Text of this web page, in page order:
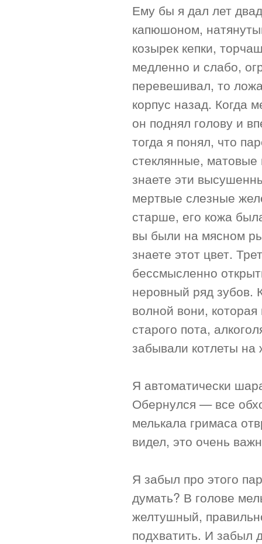
Ему бы я дал лет
капюшоном,
козырек кепки,
медленно и слабо,
перевешивал, то
корпус назад. Когда
он поднял голову и
тогда я понял, что
стеклянные,
знаете эти
мертвые слезные
старше, его кожа
вы были на мясном
знаете этот цвет.
бессмысленно
неровный ряд зубов.
волной вони,
старого пота,
забывали котлеты
Я автоматически
Обернулся — все
мелькала гримаса
видел, это очень
Я забыл про этого
думать? В голове
желтушный,
подхватить. И забыл